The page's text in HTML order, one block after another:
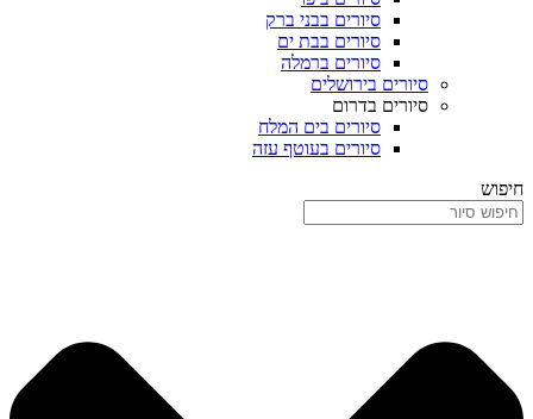
סיורים בבני ברק
סיורים בבת ים
סיורים ברמלה
סיורים בירושלים
סיורים בדרום
סיורים בים המלח
סיורים בעוטף עזה
חיפוש